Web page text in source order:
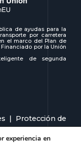
de ayudas para la
por carretera
el marco del Plan de
por la Unión
de segunda
| Protección de
Accesibilidad
experiencia en